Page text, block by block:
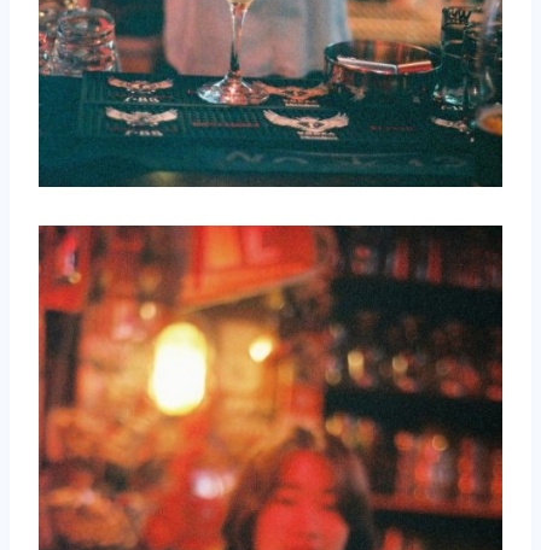
取消 搜索